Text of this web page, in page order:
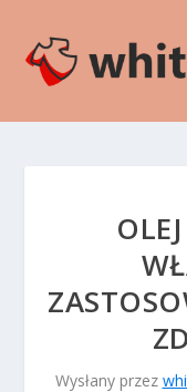
Wysłany przez